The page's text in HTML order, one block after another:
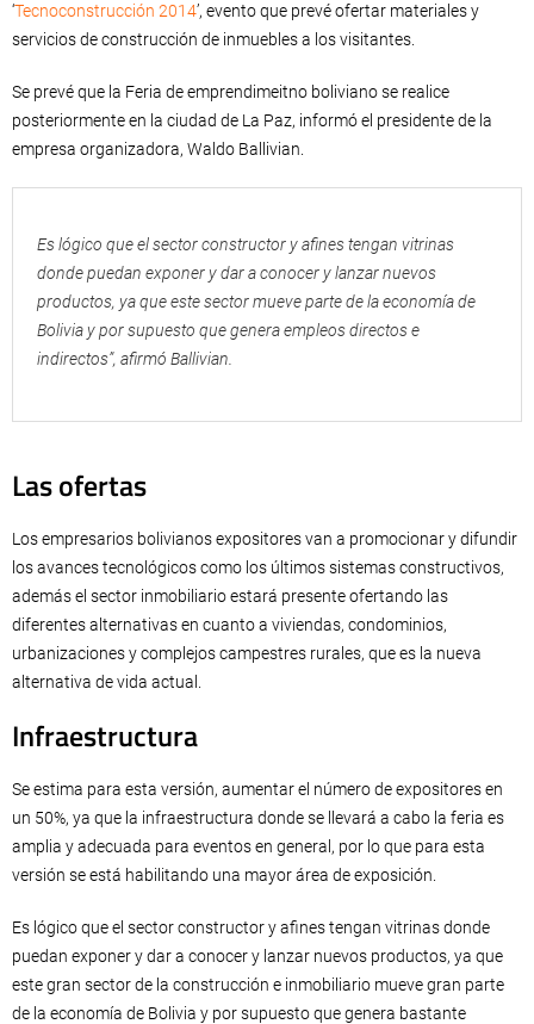
‘Tecnoconstrucción 2014’, evento que prevé ofertar materiales y
servicios de construcción de inmuebles a los visitantes.
Se prevé que la Feria de emprendimeitno boliviano se realice
posteriormente en la ciudad de La Paz, informó el presidente de la
empresa organizadora, Waldo Ballivian.
Es lógico que el sector constructor y afines tengan vitrinas
donde puedan exponer y dar a conocer y lanzar nuevos
productos, ya que este sector mueve parte de la economía de
Bolivia y por supuesto que genera empleos directos e
indirectos”, afirmó Ballivian.
Las ofertas
Los empresarios bolivianos expositores van a promocionar y difundir
los avances tecnológicos como los últimos sistemas constructivos,
además el sector inmobiliario estará presente ofertando las
diferentes alternativas en cuanto a viviendas, condominios,
urbanizaciones y complejos campestres rurales, que es la nueva
alternativa de vida actual.
Infraestructura
Se estima para esta versión, aumentar el número de expositores en
un 50%, ya que la infraestructura donde se llevará a cabo la feria es
amplia y adecuada para eventos en general, por lo que para esta
versión se está habilitando una mayor área de exposición.
Es lógico que el sector constructor y afines tengan vitrinas donde
puedan exponer y dar a conocer y lanzar nuevos productos, ya que
este gran sector de la construcción e inmobiliario mueve gran parte
de la economía de Bolivia y por supuesto que genera bastante